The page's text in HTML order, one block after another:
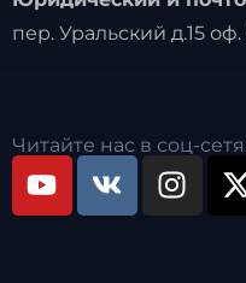
пер. Уральский д.15 оф.
Читайте нас в соц-